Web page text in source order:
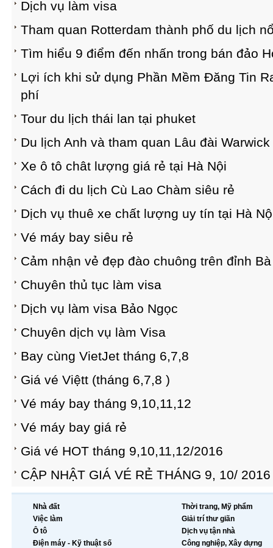
Dịch vụ làm visa
Tham quan Rotterdam thành phố du lịch
Tìm hiểu 9 điểm đến nhấn trong bán đảo
Lợi ích khi sử dụng Phần Mềm Đăng Tin
phí
Tour du lịch thái lan tại phuket
Du lịch Anh và tham quan Lâu đài
Xe ô tô chât lượng giá rẻ tại Hà Nội
Cách đi du lịch Cù Lao Chàm siêu rẻ
Dịch vụ thuê xe chất lượng uy tín tại Hà
Vé máy bay siêu rẻ
Cảm nhận vẻ đẹp đào chuông trên đỉnh
Chuyên thủ tục làm visa
Dịch vụ làm visa Bảo Ngọc
Chuyên dịch vụ làm Visa
Bay cùng VietJet tháng 6,7,8
Giá vé Việtt (tháng 6,7,8 )
Vé máy bay tháng 9,10,11,12
Vé máy bay giá rẻ
Giá vé HOT tháng 9,10,11,12/2016
CẬP NHẬT GIÁ VÉ RẺ THÁNG 9, 10/ 2016
Nhà đất
Việc làm
Ô tô
Điện máy - Kỹ thuật số
Thời trang, Mỹ phẩm
Giải trí thư giãn
Dịch vụ tận nhà
Công nghiệp, Xây dựng